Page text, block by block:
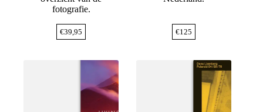
fotografie.
€39,95 €125